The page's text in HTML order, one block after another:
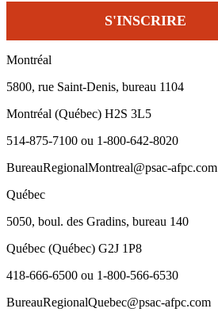
Montréal
5800, rue Saint-Denis, bureau 1104
Montréal (Québec) H2S 3L5
514-875-7100 ou 1-800-642-8020
BureauRegionalMontreal@psac-afpc.com
Québec
5050, boul. des Gradins, bureau 140
Québec (Québec) G2J 1P8
418-666-6500 ou 1-800-566-6530
BureauRegionalQuebec@psac-afpc.com